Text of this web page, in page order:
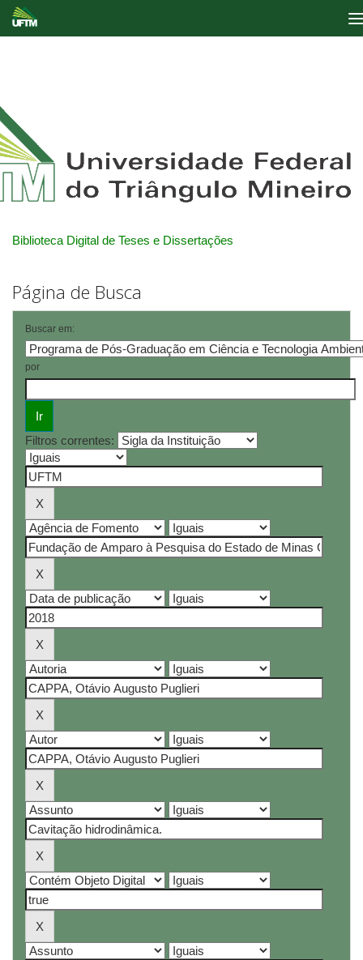
Biblioteca Digital de Teses e Dissertações
Página de Busca
Buscar em:
por
Filtros correntes: